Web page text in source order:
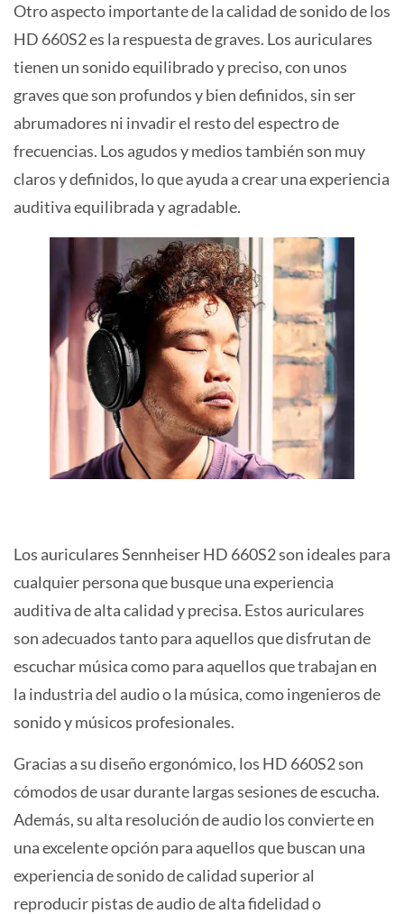
Otro aspecto importante de la calidad de sonido de los
HD 660S2 es la respuesta de graves. Los auriculares
tienen un sonido equilibrado y preciso, con unos
graves que son profundos y bien definidos, sin ser
abrumadores ni invadir el resto del espectro de
frecuencias. Los agudos y medios también son muy
claros y definidos, lo que ayuda a crear una experiencia
auditiva equilibrada y agradable.
Los auriculares Sennheiser HD 660S2 son ideales para
cualquier persona que busque una experiencia
auditiva de alta calidad y precisa. Estos auriculares
son adecuados tanto para aquellos que disfrutan de
escuchar música como para aquellos que trabajan en
la industria del audio o la música, como ingenieros de
sonido y músicos profesionales.
Gracias a su diseño ergonómico, los HD 660S2 son
cómodos de usar durante largas sesiones de escucha.
Además, su alta resolución de audio los convierte en
una excelente opción para aquellos que buscan una
experiencia de sonido de calidad superior al
reproducir pistas de audio de alta fidelidad o